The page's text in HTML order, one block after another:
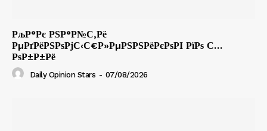
РљР°Рє РЅР°Р№С‚Рё
РµРґРёРЅРѕРјС‹С€Р»РµРЅРЅРёРєРѕРІ РїРѕ С…
РѕР±Р±Рё
Daily Opinion Stars - 07/08/2026